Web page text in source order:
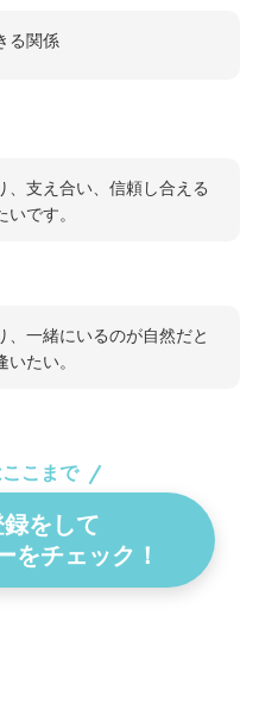
る関係
、支え合い、信頼し合える
です。
、一緒にいるのが自然だと
たい。
こまで
をして
をチェック！